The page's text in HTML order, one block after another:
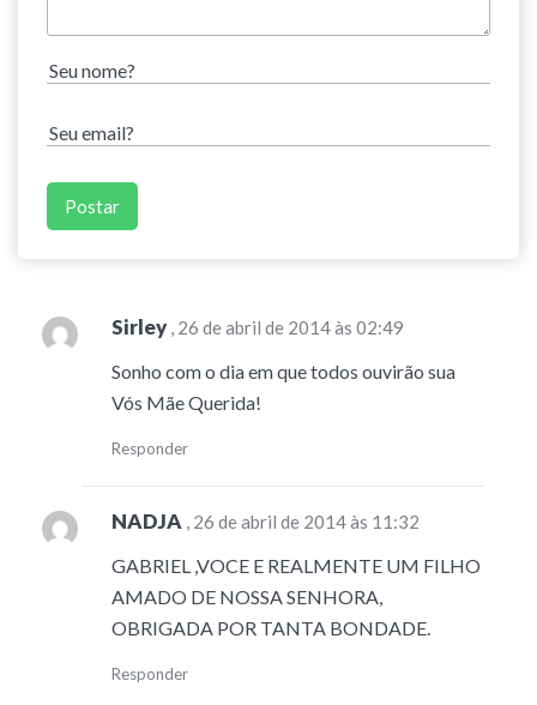
Sirley , 26 de abril de 2014 às 02:49
Sonho com o dia em que todos ouvirão sua
Vós Mãe Querida!
Responder
NADJA , 26 de abril de 2014 às 11:32
GABRIEL ,VOCE E REALMENTE UM FILHO
AMADO DE NOSSA SENHORA,
OBRIGADA POR TANTA BONDADE.
Responder